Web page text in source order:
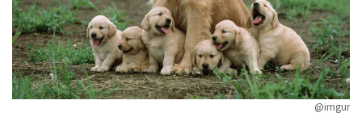
@imgur